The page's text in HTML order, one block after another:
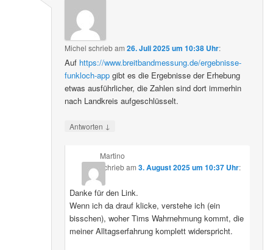
Michel schriebam26. Juli 2025 um 10:38 Uhr:
Auf https://www.breitbandmessung.de/ergebnisse-
funkloch-app gibt es die Ergebnisse der Erhebung
etwas ausführlicher, die Zahlen sind dort immerhin
nach Landkreis aufgeschlüsselt.
Antworten ↓
Martino
schriebam 3. August 2025 um 10:37 Uhr:
Danke für den Link.
Wenn ich da drauf klicke, verstehe ich (ein
bisschen), woher Tims Wahrnehmung kommt, die
meiner Alltagserfahrung komplett widerspricht.